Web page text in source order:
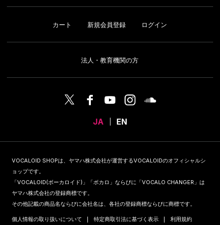
カート 新規会員登録 ログイン
法人・教育機関の方
JA EN
VOCALOID SHOPは、ヤマハ株式会社が運営するVOCALOIDのオフィシャルシ
ョップです。
「VOCALOID(ボーカロイド)」「ボカロ」ならびに「VOCALO CHANGER」は
ヤマハ株式会社の登録商標です。
その他記載の商品名ならびに会社名は、各社の登録商標ならびに商標です。
個人情報の取り扱いについて 特定商取引法に基づく表示 利用規約